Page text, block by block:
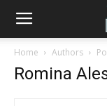
Home Authors
Romina